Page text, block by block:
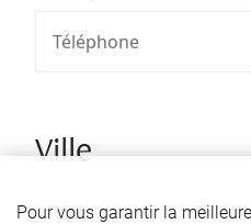
Ville
Pour vous garantir la